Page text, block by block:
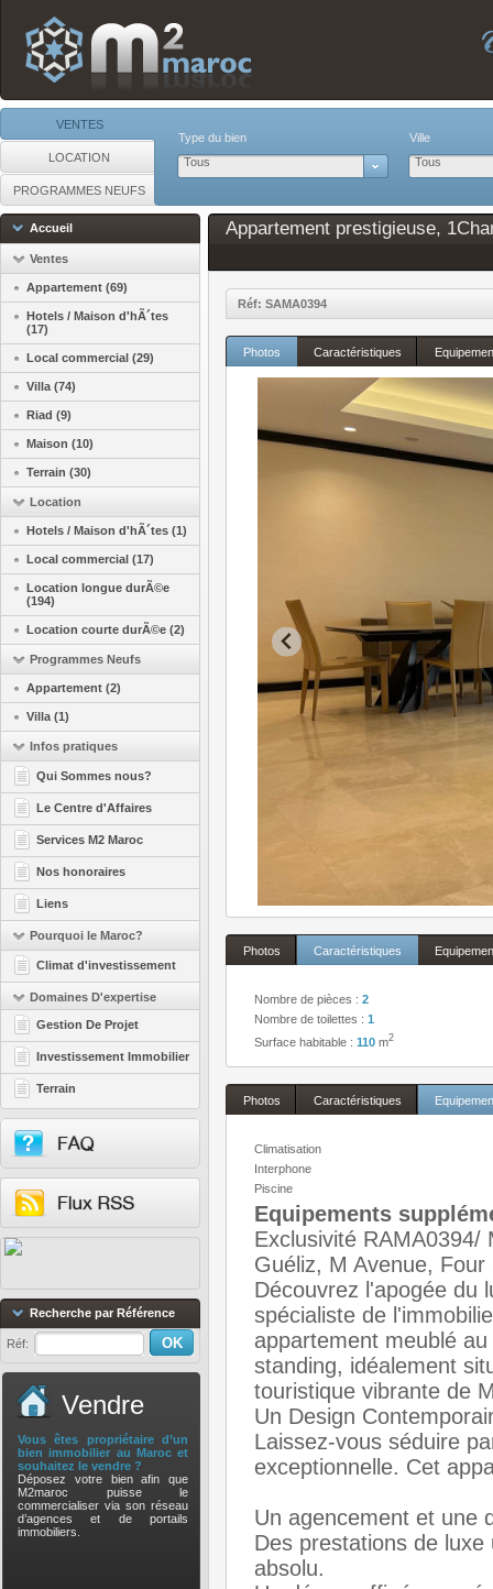
VENTES
LOCATION
PROGRAMMES NEUFS
Type du bien
Tous
Ville
Tous
Accueil
Ventes
Appartement (69)
Hotels / Maison d'hÃ´tes
(17)
Local commercial (29)
Villa (74)
Riad (9)
Maison (10)
Terrain (30)
Location
Hotels / Maison d'hÃ´tes (1)
Local commercial (17)
Location longue durÃ©e
(194)
Location courte durÃ©e (2)
Programmes Neufs
Appartement (2)
Villa (1)
Infos pratiques
Qui Sommes nous?
Le Centre d'Affaires
Services M2 Maroc
Nos honoraires
Liens
Pourquoi le Maroc?
Climat d'investissement
Domaines D'expertise
Gestion De Projet
Investissement Immobilier
Terrain
Recherche par Référence
Réf:
Vendre
Vous êtes propriétaire d’un
bien immobilier au Maroc et
souhaitez le vendre ?
Déposez votre bien afin que
M2maroc puisse le
commercialiser via son réseau
d’agences et de portails
immobiliers.
Appartement prestigieuse,
Réf: SAMA0394
Photos Caractéristiques
Photos Caractéristiques
Nombre de pièces : 2
Nombre de toilettes : 1
Surface habitable : 110 m2
Photos Caractéristiques
Climatisation
Interphone
Piscine
Equipements
Exclusivité
Guéliz, M Avenue,
Découvrez l'apogée du
spécialiste de
appartement meublé
standing, idéalement
touristique vibrante de
Un Design
Laissez-vous séduire
exceptionnelle. Cet
Un agencement et une
Des prestations de
absolu.